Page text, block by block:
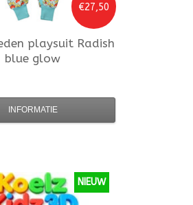
€27,50
playsuit Radish
blue glow
INFORMATIE
NIEUW